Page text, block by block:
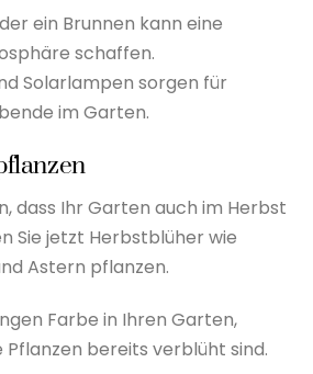
ein Brunnen kann eine
schaffen.
Solarlampen sorgen für
im Garten.
dass Ihr Garten auch im Herbst
Sie jetzt Herbstblüher wie
Astern pflanzen.
Farbe in Ihren Garten,
bereits verblüht sind.